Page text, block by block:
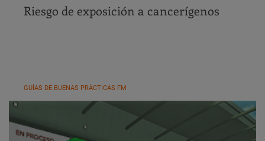
Riesgo de exposición a cancerígenos
GUÍAS DE BUENAS PRÁCTICAS FM